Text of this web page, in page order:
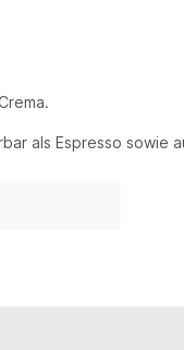
als Espresso